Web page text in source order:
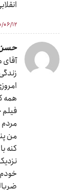
۱۴۰۰/۰۶/۱۲
حسن
همه
من
کنه